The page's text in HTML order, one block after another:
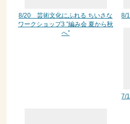
8/20 芸術文化にふれる ちいさな
ワークショップ3 ”編み会 夏から秋
へ”
8/
7/